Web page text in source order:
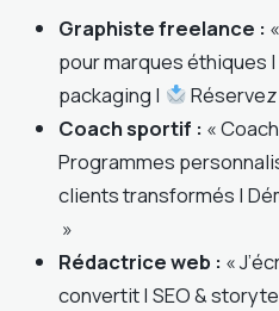
Graphiste freelance :
pour marques éthiques
packaging |
Coach sportif : «
Programmes
clients transformés |
»
Rédactrice web : «
convertit | SEO &